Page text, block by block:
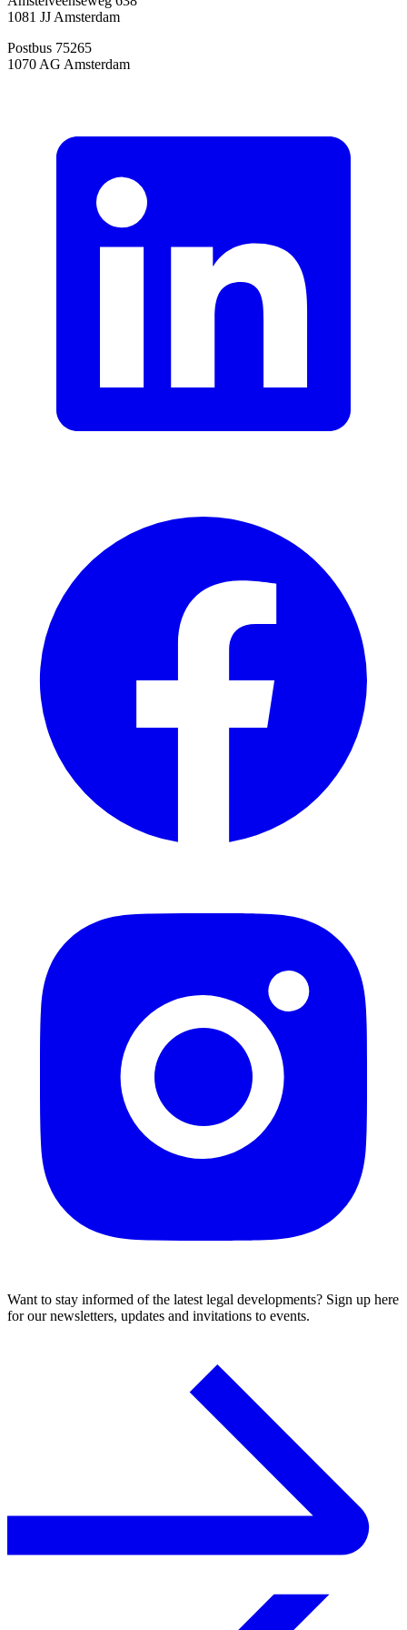
1081 JJ Amsterdam
Postbus 75265
1070 AG Amsterdam
Want to stay informed of the latest legal developments? Sign up here
for our newsletters, updates and invitations to events.